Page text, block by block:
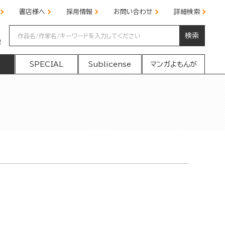
書店様へ 採用情報 お問い合わせ 詳細検索
検索
SPECIAL Sublicense マンガよもんが